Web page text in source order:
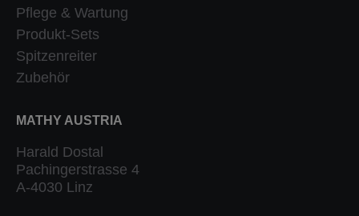
Pflege & Wartung
Produkt-Sets
Spitzenreiter
Zubehör
MATHY AUSTRIA
Harald Dostal
Pachingerstrasse 4
A-4030 Linz